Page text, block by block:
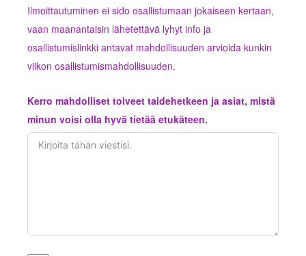
Ilmoittautuminen ei sido osallistumaan jokaiseen kertaan,
vaan maanantaisin lähetettävä lyhyt info ja
osallistumislinkki antavat mahdollisuuden arvioida kunkin
viikon osallistumismahdollisuuden.
Kerro mahdolliset toiveet taidehetkeen ja asiat, mistä
minun voisi olla hyvä tietää etukäteen.